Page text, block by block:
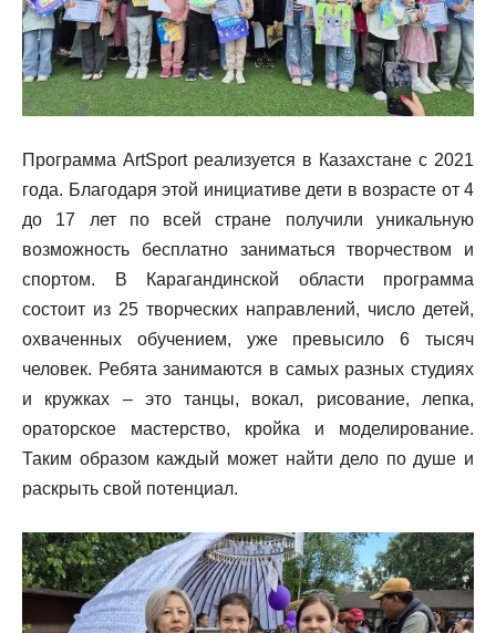
Программа ArtSport реализуется в Казахстане с 2021
года. Благодаря этой инициативе дети в возрасте от 4
до 17 лет по всей стране получили уникальную
возможность бесплатно заниматься творчеством и
спортом. В Карагандинской области программа
состоит из 25 творческих направлений, число детей,
охваченных обучением, уже превысило 6 тысяч
человек. Ребята занимаются в самых разных студиях
и кружках – это танцы, вокал, рисование, лепка,
ораторское мастерство, кройка и моделирование.
Таким образом каждый может найти дело по душе и
раскрыть свой потенциал.